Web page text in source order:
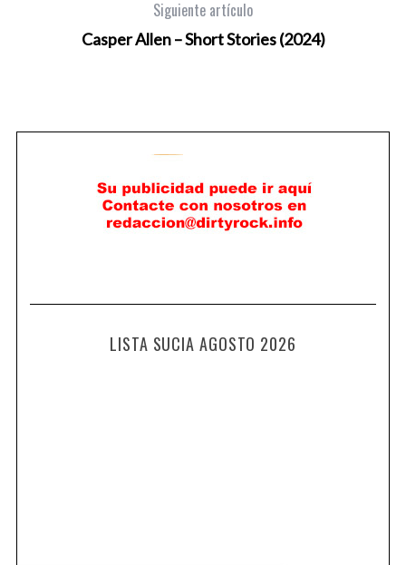
Siguiente artículo
Casper Allen – Short Stories (2024)
LISTA SUCIA AGOSTO 2026